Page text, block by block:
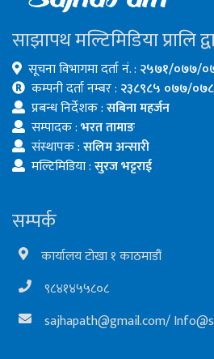
साझापथ मल्टिमिडिया प्रालि
सूचना विभागमा दर्ता नं. : २५७१/०७७/
कम्पनी दर्ता नम्बर : २३८९८५ ०७७/०७८
प्रबन्ध निर्देशक :सबिना महर्जन
सम्पादक :भरत तामाङ
संस्थापक :सलिम अन्सारी
मल्टिमिडिया :सुरज भट्टराई
सम्पर्क
कार्यालय टोखा १ काठमाडौं
९८४१४५५८०८
sajhapath@gmail.com/